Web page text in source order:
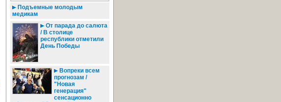
Подъемные молодым
медикам
От парада до салюта
/ В столице
республики отметили
День Победы
Вопреки всем
прогнозам /
"Новая
генерация"
сенсационно